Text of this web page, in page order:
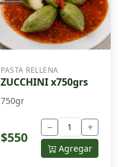
PASTA RELLENA
ZUCCHINI x750grs
750gr
$550
− +
Agregar